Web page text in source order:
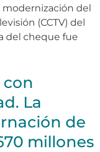
del
(CCTV) del
del cheque fue
La
de
millones